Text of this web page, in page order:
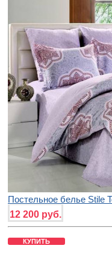
Постельное белье Stile
12 200 руб.
КУПИТЬ